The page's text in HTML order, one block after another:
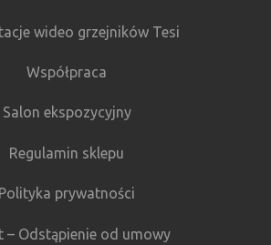
wideo grzejników Tesi
Współpraca
Salon ekspozycyjny
Regulamin sklepu
Polityka prywatności
– Odstąpienie od umowy